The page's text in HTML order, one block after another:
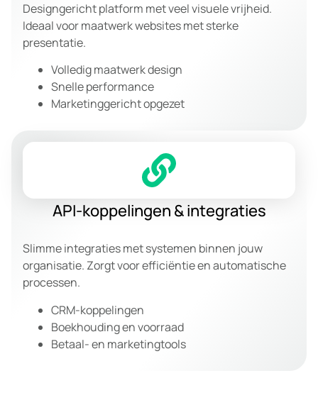
Designgericht platform met veel visuele vrijheid.
Ideaal voor maatwerk websites met sterke
presentatie.
Volledig maatwerk design
Snelle performance
Marketinggericht opgezet
API-koppelingen & integraties
Slimme integraties met systemen binnen jouw
organisatie. Zorgt voor efficiëntie en automatische
processen.
CRM-koppelingen
Boekhouding en voorraad
Betaal- en marketingtools